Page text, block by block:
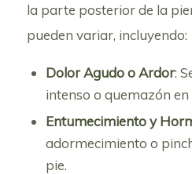
la parte posterior de la
pueden variar, incluyendo:
Dolor Agudo o Ardor:
intenso o quemazón
Entumecimiento y
adormecimiento o
pie.